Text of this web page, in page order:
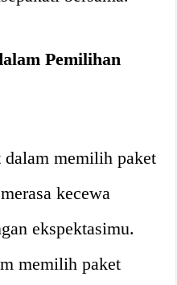
Pemilihan
memilih paket
kecewa
ekspektasimu.
memilih paket